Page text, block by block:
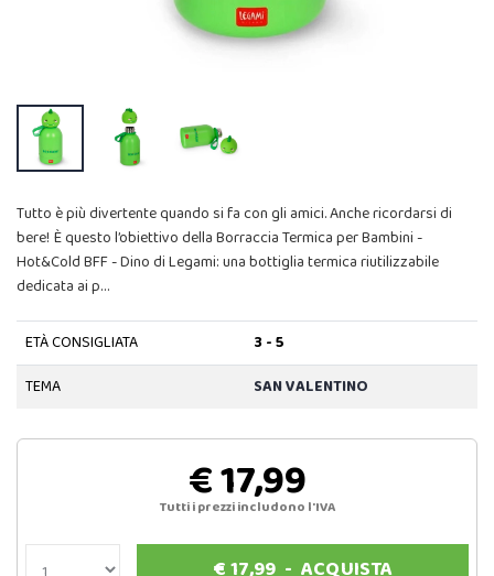
Tutto è più divertente quando si fa con gli amici. Anche ricordarsi di
bere! È questo l’obiettivo della Borraccia Termica per Bambini -
Hot&Cold BFF - Dino di Legami: una bottiglia termica riutilizzabile
dedicata ai p…
ETÀ CONSIGLIATA
3 - 5
TEMA
SAN VALENTINO
€ 17,99
Tutti i prezzi includono l'IVA
€17,99- ACQUISTA